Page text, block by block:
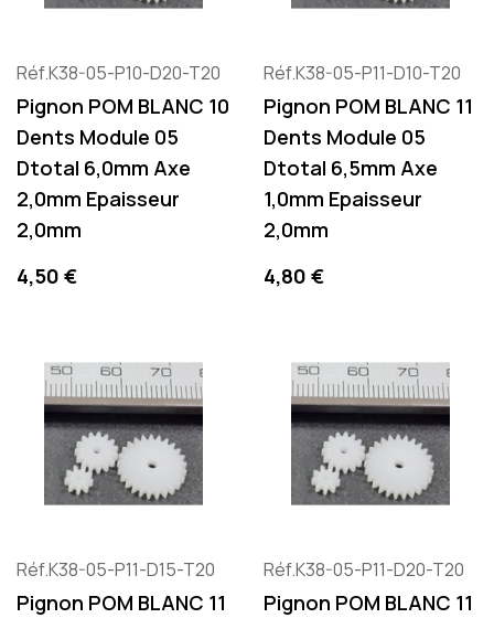
Réf.K38-05-P10-D20-T20
Pignon POM BLANC 10
Dents Module 05
Dtotal 6,0mm Axe
2,0mm Epaisseur
2,0mm
Preis
4,50 €
Réf.K38-05-P11-D10-T20
Pignon POM BLANC 11
Dents Module 05
Dtotal 6,5mm Axe
1,0mm Epaisseur
2,0mm
Preis
4,80 €
Réf.K38-05-P11-D15-T20
Pignon POM BLANC 11
Réf.K38-05-P11-D20-T20
Pignon POM BLANC 11